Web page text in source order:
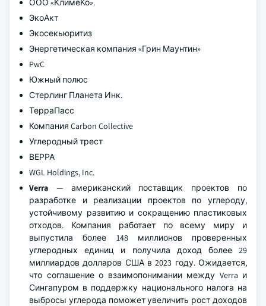
ООО «КлимеКо».
ЭкоАкт
Экосекьюритиз
Энергетическая компания «Грин Маунтин»
PwC
Южный полюс
Стерлинг Планета Инк.
ТерраПасс
Компания Carbon Collective
Углеродный трест
ВЕРРА
WGL Holdings, Inc.
Verra — американский поставщик проектов по
разработке и реализации проектов по углероду,
устойчивому развитию и сокращению пластиковых
отходов. Компания работает по всему миру и
выпустила более 148 миллионов проверенных
углеродных единиц и получила доход более 29
миллиардов долларов США в 2023 году. Ожидается,
что соглашение о взаимопонимании между Verra и
Сингапуром в поддержку национального налога на
выбросы углерода поможет увеличить рост доходов